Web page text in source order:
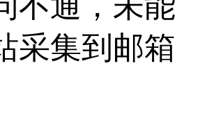
采集到邮箱